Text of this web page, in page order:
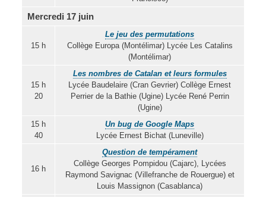
Mercredi 17 juin
15 h
Le jeu des permutations
Collège Europa (Montélimar) Lycée Les Catalins
(Montélimar)
15 h
20
Les nombres de Catalan et leurs formules
Lycée Baudelaire (Cran Gevrier) Collège Ernest
Perrier de la Bathie (Ugine) Lycée René Perrin
(Ugine)
15 h
40
Un bug de Google Maps
Lycée Ernest Bichat (Luneville)
16 h
Question de tempérament
Collège Georges Pompidou (Cajarc), Lycées
Raymond Savignac (Villefranche de Rouergue) et
Louis Massignon (Casablanca)